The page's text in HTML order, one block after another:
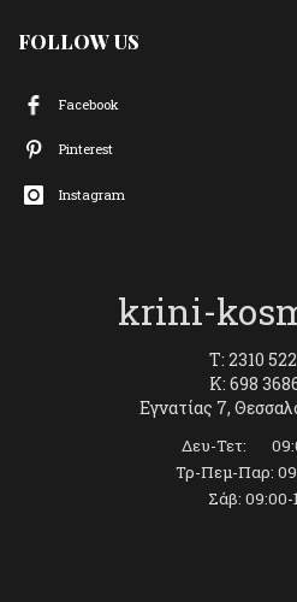
FOLLOW US
Facebook
Pinterest
Instagram
krini-
T: 2310
K: 698
Εγνατίας 7,
Δευ-Τετ:
Τρ-Πεμ-Παρ:
Σάβ: 09:00-